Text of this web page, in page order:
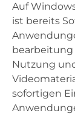
Auf
ist bereits
Nutzung
sofortigen